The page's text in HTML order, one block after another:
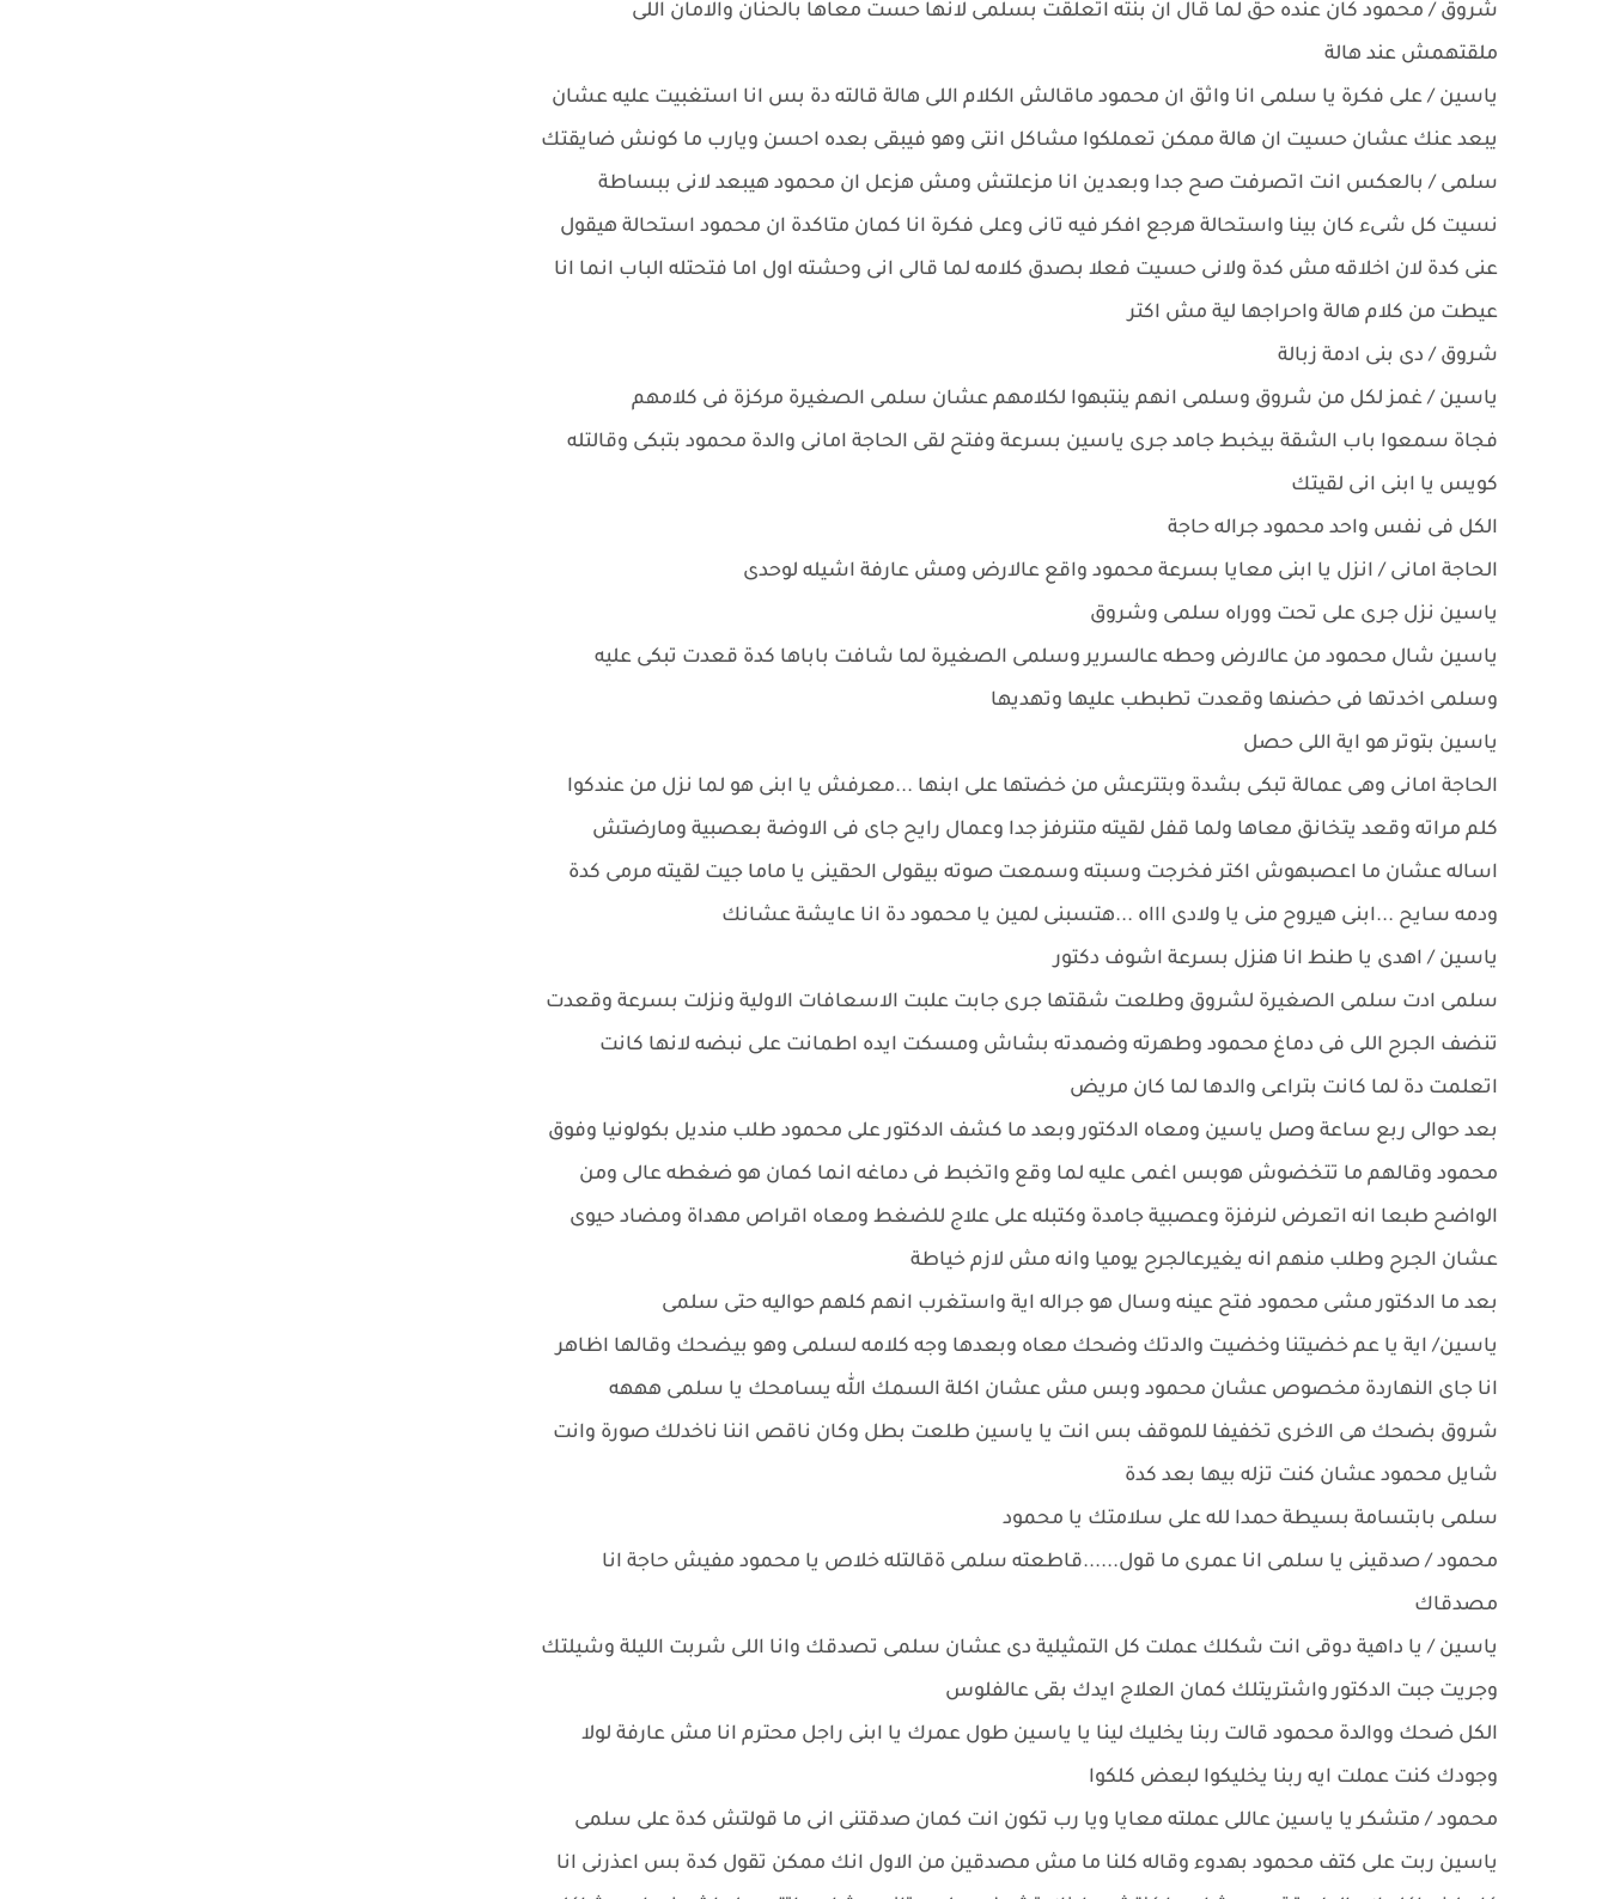
شروق / محمود كان عنده حق لما قال ان بنته اتعلقت بسلمى لانها حست معاها بالحنان والامان اللى
ملقتهمش عند هالة
ياسين / على فكرة يا سلمى انا واثق ان محمود ماقالش الكلام اللى هالة قالته دة بس انا استغبيت عليه عشان
يبعد عنك عشان حسيت ان هالة ممكن تعملكوا مشاكل انتى وهو فيبقى بعده احسن ويارب ما كونش ضايقتك
سلمى / بالعكس انت اتصرفت صح جدا وبعدين انا مزعلتش ومش هزعل ان محمود هيبعد لانى ببساطة
نسيت كل شىء كان بينا واستحالة هرجع افكر فيه تانى وعلى فكرة انا كمان متاكدة ان محمود استحالة هيقول
عنى كدة لان اخلاقه مش كدة ولانى حسيت فعلا بصدق كلامه لما قالى انى وحشته اول اما فتحتله الباب انما انا
عيطت من كلام هالة واحراجها لية مش اكتر
شروق / دى بنى ادمة زبالة
ياسين / غمز لكل من شروق وسلمى انهم ينتبهوا لكلامهم عشان سلمى الصغيرة مركزة فى كلامهم
فجاة سمعوا باب الشقة بيخبط جامد جرى ياسين بسرعة وفتح لقى الحاجة امانى والدة محمود بتبكى وقالتله
كويس يا ابنى انى لقيتك
الكل فى نفس واحد محمود جراله حاجة
الحاجة امانى / انزل يا ابنى معايا بسرعة محمود واقع عالارض ومش عارفة اشيله لوحدى
ياسين نزل جرى على تحت ووراه سلمى وشروق
ياسين شال محمود من عالارض وحطه عالسرير وسلمى الصغيرة لما شافت باباها كدة قعدت تبكى عليه
وسلمى اخدتها فى حضنها وقعدت تطبطب عليها وتهديها
ياسين بتوتر هو اية اللى حصل
الحاجة امانى وهى عمالة تبكى بشدة وبتترعش من خضتها على ابنها ...معرفش يا ابنى هو لما نزل من عندكوا
كلم مراته وقعد يتخانق معاها ولما قفل لقيته متنرفز جدا وعمال رايح جاى فى الاوضة بعصبية ومارضتش
اساله عشان ما اعصبهوش اكتر فخرجت وسبته وسمعت صوته بيقولى الحقينى يا ماما جيت لقيته مرمى كدة
ودمه سايح ...ابنى هيروح منى يا ولادى اااه ...هتسبنى لمين يا محمود دة انا عايشة عشانك
ياسين / اهدى يا طنط انا هنزل بسرعة اشوف دكتور
سلمى ادت سلمى الصغيرة لشروق وطلعت شقتها جرى جابت علبت الاسعافات الاولية ونزلت بسرعة وقعدت
تنضف الجرح اللى فى دماغ محمود وطهرته وضمدته بشاش ومسكت ايده اطمانت على نبضه لانها كانت
اتعلمت دة لما كانت بتراعى والدها لما كان مريض
بعد حوالى ربع ساعة وصل ياسين ومعاه الدكتور وبعد ما كشف الدكتور على محمود طلب منديل بكولونيا وفوق
محمود وقالهم ما تتخضوش هوبس اغمى عليه لما وقع واتخبط فى دماغه انما كمان هو ضغطه عالى ومن
الواضح طبعا انه اتعرض لنرفزة وعصبية جامدة وكتبله على علاج للضغط ومعاه اقراص مهداة ومضاد حيوى
عشان الجرح وطلب منهم انه يغيرعالجرح يوميا وانه مش لازم خياطة
بعد ما الدكتور مشى محمود فتح عينه وسال هو جراله اية واستغرب انهم كلهم حواليه حتى سلمى
ياسين/ اية يا عم خضيتنا وخضيت والدتك وضحك معاه وبعدها وجه كلامه لسلمى وهو بيضحك وقالها اظاهر
انا جاى النهاردة مخصوص عشان محمود وبس مش عشان اكلة السمك الله يسامحك يا سلمى هههه
شروق بضحك هى الاخرى تخفيفا للموقف بس انت يا ياسين طلعت بطل وكان ناقص اننا ناخدلك صورة وانت
شايل محمود عشان كنت تزله بيها بعد كدة
سلمى بابتسامة بسيطة حمدا لله على سلامتك يا محمود
محمود / صدقينى يا سلمى انا عمرى ما قول......قاطعته سلمى ةقالتله خلاص يا محمود مفيش حاجة انا
مصدقاك
ياسين / يا داهية دوقى انت شكلك عملت كل التمثيلية دى عشان سلمى تصدقك وانا اللى شربت الليلة وشيلتك
وجريت جبت الدكتور واشتريتلك كمان العلاج ايدك بقى عالفلوس
الكل ضحك ووالدة محمود قالت ربنا يخليك لينا يا ياسين طول عمرك يا ابنى راجل محترم انا مش عارفة لولا
وجودك كنت عملت ايه ربنا يخليكوا لبعض كلكوا
محمود / متشكر يا ياسين عاللى عملته معايا ويا رب تكون انت كمان صدقتنى انى ما قولتش كدة على سلمى
ياسين ربت على كتف محمود بهدوء وقاله كلنا ما مش مصدقين من الاول انك ممكن تقول كدة بس اعذرنى انا